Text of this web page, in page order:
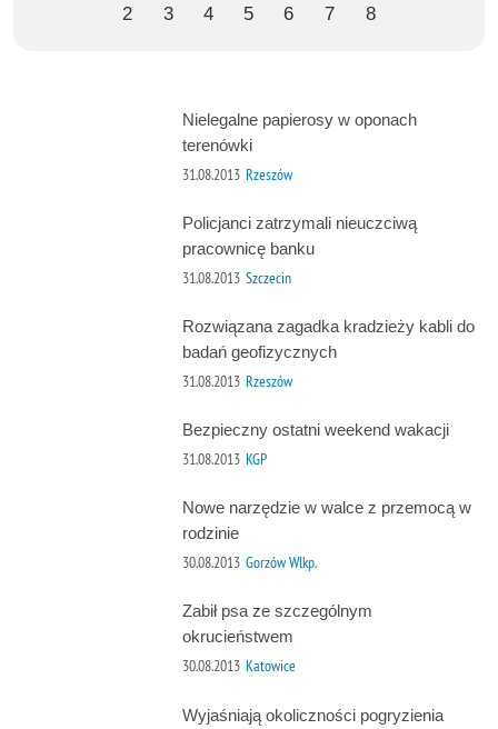
2
3 4 5 6 7 8
Nielegalne papierosy w oponach
terenówki
31.08.2013 Rzeszów
Policjanci zatrzymali nieuczciwą
pracownicę banku
31.08.2013 Szczecin
Rozwiązana zagadka kradzieży kabli do
badań geofizycznych
31.08.2013 Rzeszów
Bezpieczny ostatni weekend wakacji
31.08.2013 KGP
Nowe narzędzie w walce z przemocą w
rodzinie
30.08.2013 Gorzów Wlkp.
Zabił psa ze szczególnym
okrucieństwem
30.08.2013 Katowice
Wyjaśniają okoliczności pogryzienia